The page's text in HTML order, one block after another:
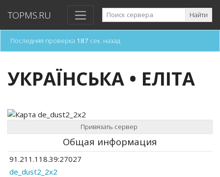
TOPMS.RU Найти
Последняя проверка 187 сек. назад
УКРАЇНСЬКА • ЕЛІТА
Привязать сервер
Общая информация
91.211.118.39:27027
de_dust2_2x2